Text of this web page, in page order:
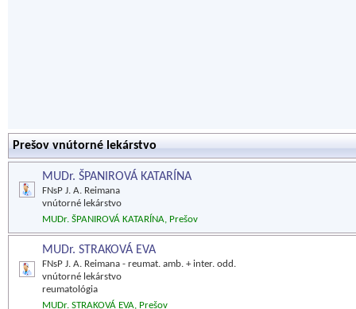
Prešov vnútorné lekárstvo
MUDr. ŠPANIROVÁ KATARÍNA
FNsP J. A. Reimana
vnútorné lekárstvo
MUDr. ŠPANIROVÁ KATARÍNA, Prešov
MUDr. STRAKOVÁ EVA
FNsP J. A. Reimana - reumat. amb. + inter. odd.
vnútorné lekárstvo
reumatológia
MUDr. STRAKOVÁ EVA, Prešov